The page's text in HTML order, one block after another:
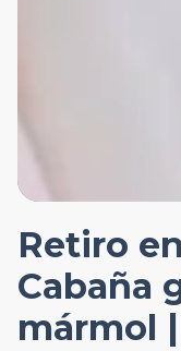
Retiro
Cabaña
mármol